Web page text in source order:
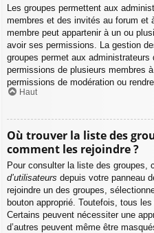
Les groupes permettent aux
membres et des invités au forum et
membre peut appartenir à un ou
avoir ses permissions. La gestion
groupes permet aux administrateurs
permissions de plusieurs membres
permissions de modération ou
Haut
Où trouver la liste des
comment les rejoindre ?
Pour consulter la liste des groupes,
d’utilisateurs depuis votre panneau
rejoindre un des groupes,
bouton approprié. Toutefois, tous
Certains peuvent nécessiter une
d’autres peuvent même être